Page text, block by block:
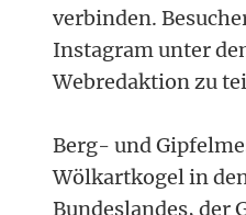
verbinden.
Instagram unter
Webredaktion zu
Berg- und
Wölkartkogel in
Bundeslandes, der